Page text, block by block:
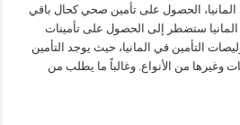
المانيا، الحصول على تأمين صحي كحال باقي
المانيا ستضطر إلى الحصول على تأمينات
التأمين في المانيا، حيث يوجد التأمين
وغيرها من الأنواع. وغالباً ما يطلب من